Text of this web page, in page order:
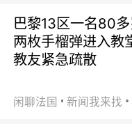
巴黎13区一名80
两枚手榴弹进入教
教友紧急疏散
闲聊法国 新闻我来找